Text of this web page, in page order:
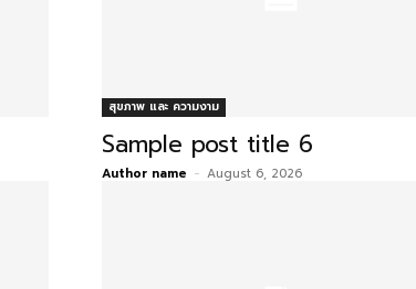
สุขภาพ และ ความงาม
Sample post title 6
Author name - August 6, 2026